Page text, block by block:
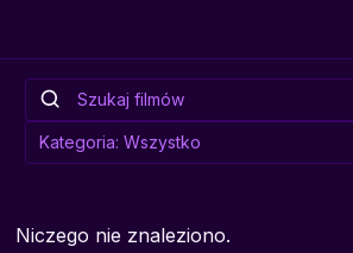
Niczego nie znaleziono.